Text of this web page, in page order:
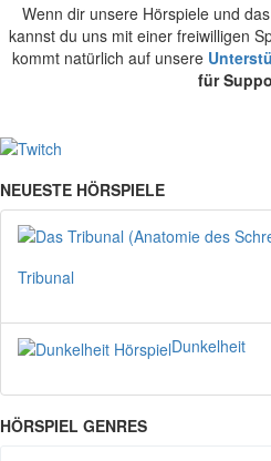
Wenn dir unsere Hörspiele und
kannst du uns mit einer freiwilligen
kommt natürlich auf unsere
für
NEUESTE HÖRSPIELE
Tribunal
Dunkelheit
HÖRSPIEL GENRES